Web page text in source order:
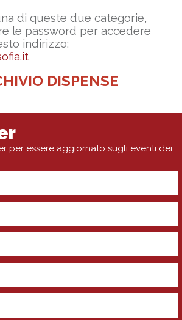
di queste due categorie,
le password per accedere
indirizzo:
DISPENSE
per essere aggiornato sugli eventi dei